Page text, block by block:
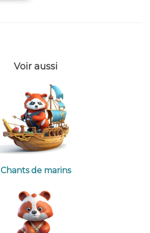
Voir aussi
Chants de marins